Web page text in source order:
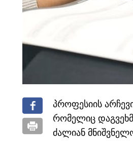
პროფესიის
რომელიც
ძალიან